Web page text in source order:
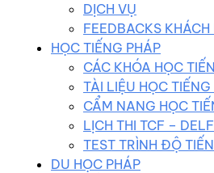
DỊCH VỤ
FEEDBACKS KHÁCH
HỌC TIẾNG PHÁP
CÁC KHÓA HỌC
TÀI LIỆU HỌC TIẾNG
CẨM NANG HỌC
LỊCH THI TCF –
TEST TRÌNH ĐỘ
DU HỌC PHÁP